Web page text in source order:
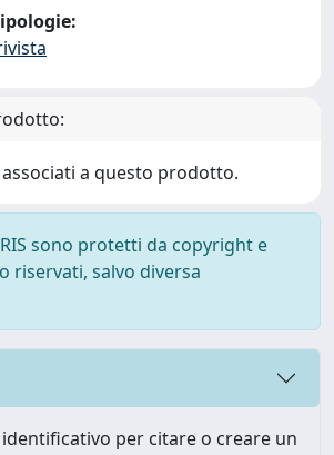
a questo prodotto.
sono protetti da copyright e
riservati, salvo diversa
per citare o creare un